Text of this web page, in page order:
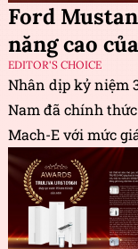
Ford
năng cao
EDITOR'S CHOICE
Nhân dịp kỷ niệm
Nam đã chính
Mach-E với mức